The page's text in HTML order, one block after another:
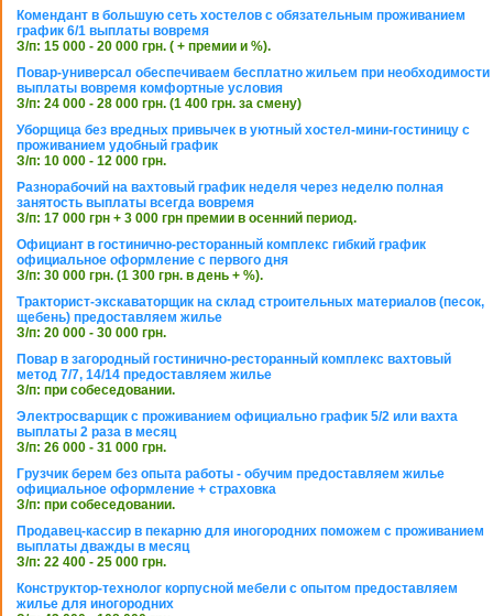
Комендант в большую сеть хостелов с обязательным проживанием
график 6/1 выплаты вовремя
З/п: 15 000 - 20 000 грн. ( + премии и %).
Повар-универсал обеспечиваем бесплатно жильем при необходимости
выплаты вовремя комфортные условия
З/п: 24 000 - 28 000 грн. (1 400 грн. за смену)
Уборщица без вредных привычек в уютный хостел-мини-гостиницу с
проживанием удобный график
З/п: 10 000 - 12 000 грн.
Разнорабочий на вахтовый график неделя через неделю полная
занятость выплаты всегда вовремя
З/п: 17 000 грн + 3 000 грн премии в осенний период.
Официант в гостинично-ресторанный комплекс гибкий график
официальное оформление с первого дня
З/п: 30 000 грн. (1 300 грн. в день + %).
Тракторист-экскаваторщик на склад строительных материалов (песок,
щебень) предоставляем жилье
З/п: 20 000 - 30 000 грн.
Повар в загородный гостинично-ресторанный комплекс вахтовый
метод 7/7, 14/14 предоставляем жилье
З/п: при собеседовании.
Электросварщик с проживанием официально график 5/2 или вахта
выплаты 2 раза в месяц
З/п: 26 000 - 31 000 грн.
Грузчик берем без опыта работы - обучим предоставляем жилье
официальное оформление + страховка
З/п: при собеседовании.
Продавец-кассир в пекарню для иногородних поможем с проживанием
выплаты дважды в месяц
З/п: 22 400 - 25 000 грн.
Конструктор-технолог корпусной мебели с опытом предоставляем
жилье для иногородних